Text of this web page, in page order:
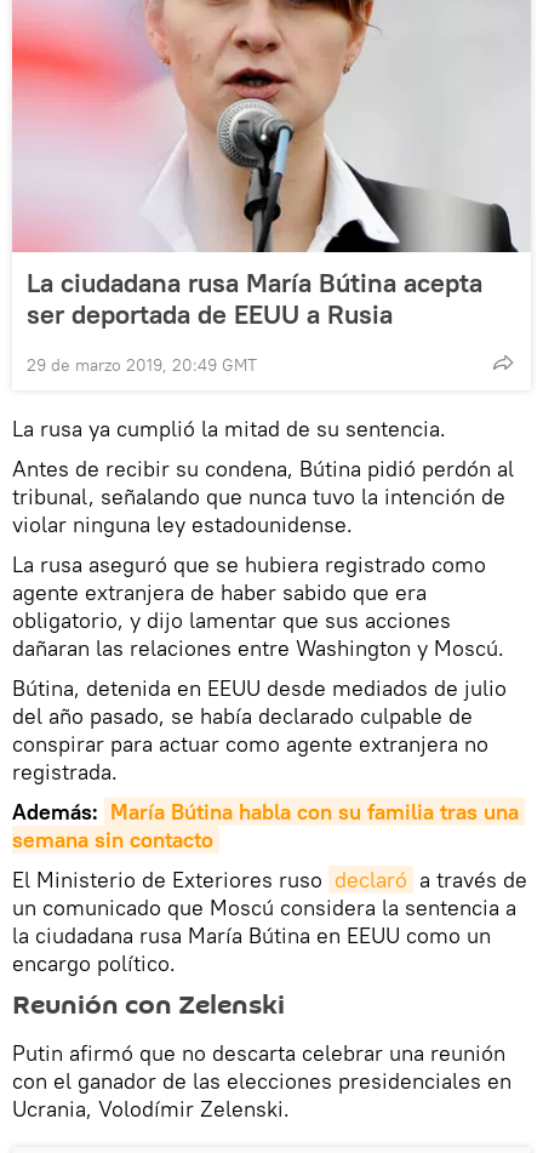
La ciudadana rusa María Bútina acepta
ser deportada de EEUU a Rusia
29 de marzo 2019, 20:49 GMT
La rusa ya cumplió la mitad de su sentencia.
Antes de recibir su condena, Bútina pidió perdón al
tribunal, señalando que nunca tuvo la intención de
violar ninguna ley estadounidense.
La rusa aseguró que se hubiera registrado como
agente extranjera de haber sabido que era
obligatorio, y dijo lamentar que sus acciones
dañaran las relaciones entre Washington y Moscú.
Bútina, detenida en EEUU desde mediados de julio
del año pasado, se había declarado culpable de
conspirar para actuar como agente extranjera no
registrada.
Además: María Bútina habla con su familia tras una
semana sin contacto
El Ministerio de Exteriores ruso declaró a través de
un comunicado que Moscú considera la sentencia a
la ciudadana rusa María Bútina en EEUU como un
encargo político.
Reunión con Zelenski
Putin afirmó que no descarta celebrar una reunión
con el ganador de las elecciones presidenciales en
Ucrania, Volodímir Zelenski.